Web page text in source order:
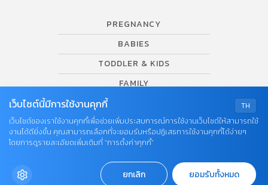
PREGNANCY
BABIES
TODDLER & KIDS
FAMILY
SCHOOL VISIT
PRODUCT & SERVICE
VIDEO
AWARDS
TH
เว็บไซต์นี้มีการใช้งานคุกกี้
เว็บไซต์ของเราใช้งานคุกกี้เพื่อช่วยเพิ่มประสบการณ์การใช้งานเว็บไซต์ให้สามารถใช้
งานได้ดียิ่งขึ้น คุณสามารถเลือกที่จะยอมรับหรือปฏิเสธการใช้งานคุกกี้ได้ง่ายๆ
โดยการดูรายละเอียดเพิ่มเติมที่ “การตั้งค่าคุกกี้”
ยกเลิก ยอมรับทั้งหมด